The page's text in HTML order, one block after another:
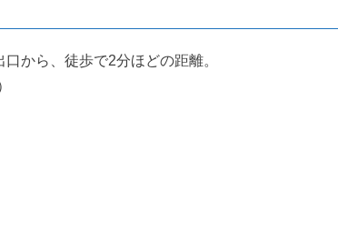
から、徒歩で2分ほどの距離。